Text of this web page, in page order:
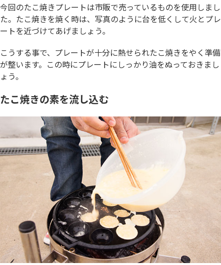
今回のたこ焼きプレートは市販で売っているものを使用しまし
た。たこ焼きを焼く時は、写真のように台を低くして火とプレ
ートを近づけてあげましょう。
こうする事で、プレートが十分に熱せられたこ焼きをやく準備
が整います。この時にプレートにしっかり油をぬっておきまし
ょう。
たこ焼きの素を流し込む